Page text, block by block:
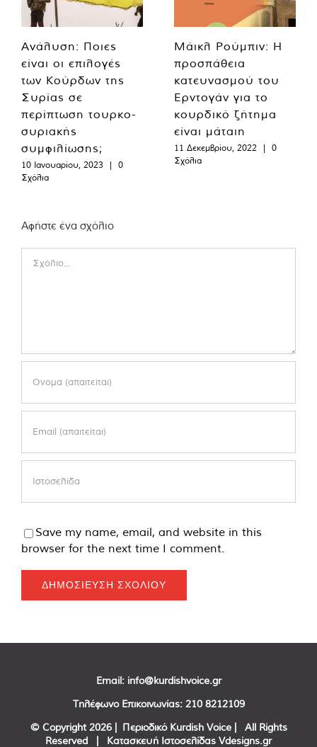
Ανάλυση: Ποιες
είναι οι επιλογές
των Κούρδων της
Συρίας σε
περίπτωση τουρκο-
συριακής
συμφιλίωσης;
10 Ιανουαρίου, 2023 |
0
Σχόλια
Μάικλ Ρούμπιν: Η
προσπάθεια
κατευνασμού του
Ερντογάν για το
κουρδικό ζήτημα
είναι μάταιη
11 Δεκεμβρίου, 2022 |
0
Σχόλια
Αφήστε ένα σχόλιο
Save my name, email, and website in this
browser for the next time I comment.
Email: info@kurdishvoice.gr
Τηλέφωνο Επικοινωνίας: 210 8212109
© Copyright 2026 | Περιοδικό Kurdish Voice | All Rights
Reserved | Κατασκευή Ιστοσελίδας Vdesigns.gr